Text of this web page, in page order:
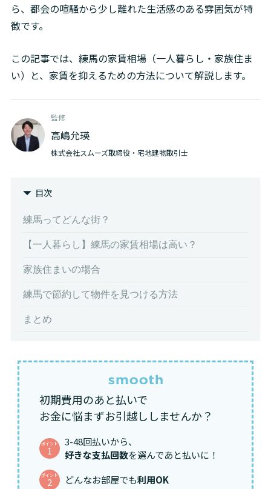
ら、都会の喧騒から少し離れた生活感のある雰囲気が特
徴です。
この記事では、練馬の家賃相場（一人暮らし・家族住ま
い）と、家賃を抑えるための方法について解説します。
監修
高嶋允瑛
株式会社スムーズ取締役・宅地建物取引士
目次
練馬ってどんな街？
【一人暮らし】練馬の家賃相場は高い？
家族住まいの場合
練馬で節約して物件を見つける方法
まとめ
初期費用のあと払いで
お金に悩まずお引越ししませんか？
ポイント
1
3-48回払いから、
好きな支払回数を選んであと払いに！
ポイント
2 どんなお部屋でも利用OK